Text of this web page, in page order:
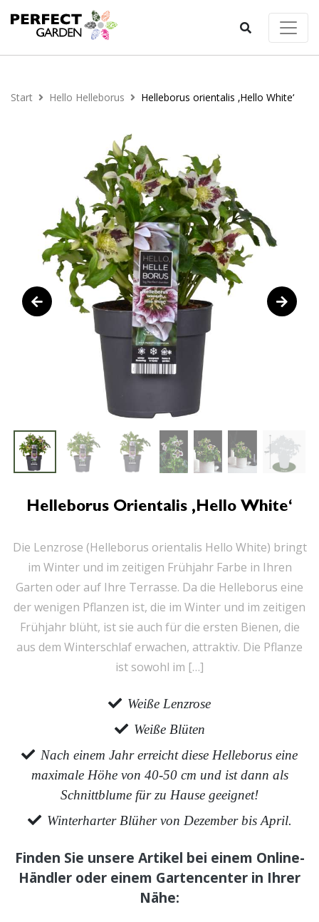
Start Hello Helleborus Helleborus orientalis ‚Hello White‘
Helleborus Orientalis ‚Hello White‘
Die Lenzrose (Helleborus orientalis Hello White) bringt
im Winter und im zeitigen Frühjahr Farbe in Ihren
Garten oder auf Ihre Terrasse. Da die Helleborus eine
der wenigen Pflanzen ist, die im Winter und im zeitigen
Frühjahr blüht, ist sie auch für die ersten Bienen, die
aus dem Winterschlaf erwachen, attraktiv. Die Pflanze
ist sowohl im […]
Weiße Lenzrose
Weiße Blüten
Nach einem Jahr erreicht diese Helleborus eine
maximale Höhe von 40-50 cm und ist dann als
Schnittblume für zu Hause geeignet!
Winterharter Blüher von Dezember bis April.
Finden Sie unsere Artikel bei einem Online-
Händler oder einem Gartencenter in Ihrer
Nähe: